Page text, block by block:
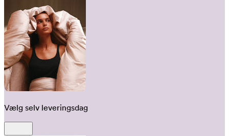
Vælg selv leveringsdag